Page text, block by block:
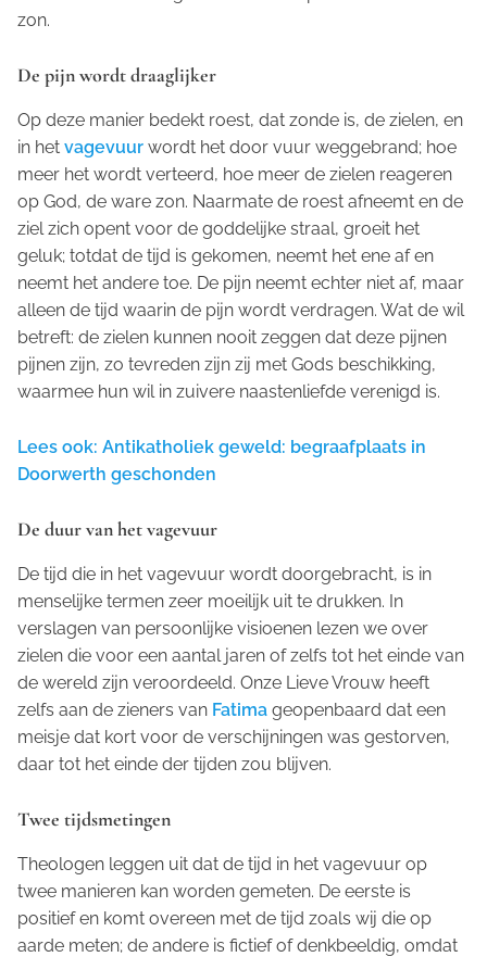
zon.
De pijn wordt draaglijker
Op deze manier bedekt roest, dat zonde is, de zielen, en
in het vagevuur wordt het door vuur weggebrand; hoe
meer het wordt verteerd, hoe meer de zielen reageren
op God, de ware zon. Naarmate de roest afneemt en de
ziel zich opent voor de goddelijke straal, groeit het
geluk; totdat de tijd is gekomen, neemt het ene af en
neemt het andere toe. De pijn neemt echter niet af, maar
alleen de tijd waarin de pijn wordt verdragen. Wat de wil
betreft: de zielen kunnen nooit zeggen dat deze pijnen
pijnen zijn, zo tevreden zijn zij met Gods beschikking,
waarmee hun wil in zuivere naastenliefde verenigd is.
Lees ook: Antikatholiek geweld: begraafplaats in
Doorwerth geschonden
De duur van het vagevuur
De tijd die in het vagevuur wordt doorgebracht, is in
menselijke termen zeer moeilijk uit te drukken. In
verslagen van persoonlijke visioenen lezen we over
zielen die voor een aantal jaren of zelfs tot het einde van
de wereld zijn veroordeeld. Onze Lieve Vrouw heeft
zelfs aan de zieners van Fatima geopenbaard dat een
meisje dat kort voor de verschijningen was gestorven,
daar tot het einde der tijden zou blijven.
Twee tijdsmetingen
Theologen leggen uit dat de tijd in het vagevuur op
twee manieren kan worden gemeten. De eerste is
positief en komt overeen met de tijd zoals wij die op
aarde meten; de andere is fictief of denkbeeldig, omdat